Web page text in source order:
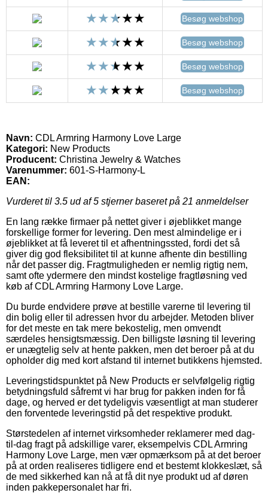
Besøg webshop
Besøg webshop
Besøg webshop
Besøg webshop
Navn: CDL Armring Harmony Love Large
Kategori: New Products
Producent: Christina Jewelry & Watches
Varenummer: 601-S-Harmony-L
EAN:
Vurderet til 3.5 ud af 5 stjerner baseret på 21 anmeldelser
En lang række firmaer på nettet giver i øjeblikket mange
forskellige former for levering. Den mest almindelige er i
øjeblikket at få leveret til et afhentningssted, fordi det så
giver dig god fleksibilitet til at kunne afhente din bestilling
når det passer dig. Fragtmuligheden er nemlig rigtig nem,
samt ofte ydermere den mindst kostelige fragtløsning ved
køb af CDL Armring Harmony Love Large.
Du burde endvidere prøve at bestille varerne til levering til
din bolig eller til adressen hvor du arbejder. Metoden bliver
for det meste en tak mere bekostelig, men omvendt
særdeles hensigtsmæssig. Den billigste løsning til levering
er unægtelig selv at hente pakken, men det beroer på at du
opholder dig med kort afstand til internet butikkens hjemsted.
Leveringstidspunktet på New Products er selvfølgelig rigtig
betydningsfuld såfremt vi har brug for pakken inden for få
dage, og herved er det tydeligvis væsentligt at man studerer
den forventede leveringstid på det respektive produkt.
Størstedelen af internet virksomheder reklamerer med dag-
til-dag fragt på adskillige varer, eksempelvis CDL Armring
Harmony Love Large, men vær opmærksom på at det beroer
på at orden realiseres tidligere end et bestemt klokkeslæt, så
de med sikkerhed kan nå at få dit nye produkt ud af døren
inden pakkepersonalet har fri.